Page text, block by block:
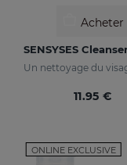
Acheter
11.95 €
ONLINE EXCLUSIVE